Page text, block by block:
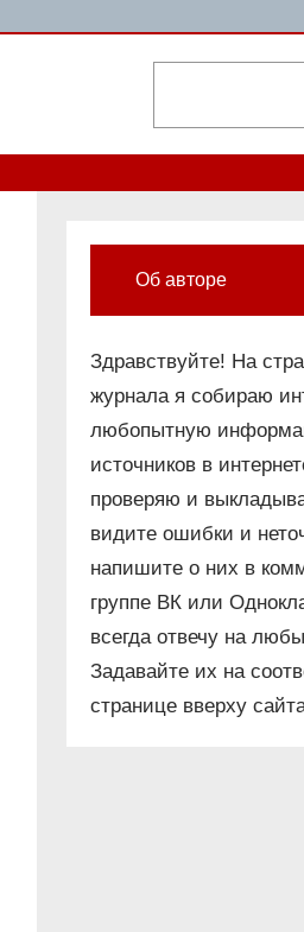
Об авторе
Здравствуйте! На
журнала я собираю
любопытную
источников в
проверяю и
видите ошибки и
напишите о них в
группе ВК или
всегда отвечу на
Задавайте их на
странице вверху